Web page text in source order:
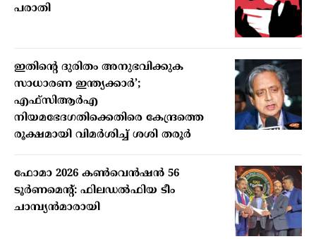
പരാതി
ഇതിന്റെ ദുരിതം അനുഭവിക്കുക
സാധാരണ ഇന്ത്യക്കാര്‍’;
എഫ്‌സിആര്‍എ
നിയമഭേദഗതിക്കെതിരെ കേന്ദ്രത്തെ
രൂക്ഷമായി വിമര്‍ശിച്ച് ശശി തരൂര്‍
ഫോമാ 2026 കണ്‍വെന്‍ഷന്‍ 56
ടൂര്‍ണമെന്റ്: ഫിലഡല്‍ഫിയ ടീം
ചാമ്പ്യന്‍മാരായി